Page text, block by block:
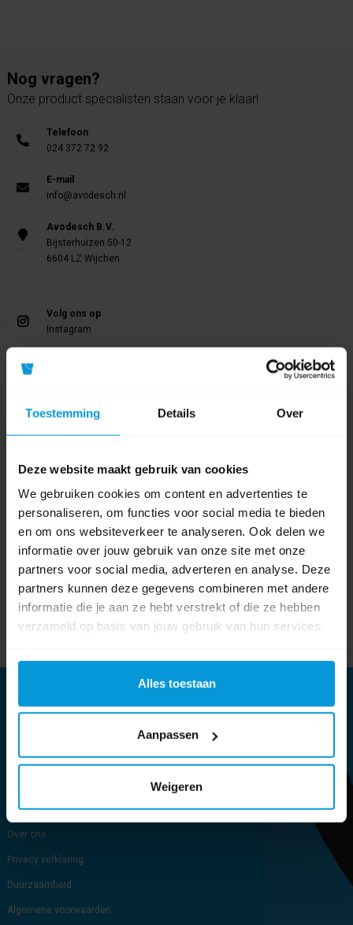
Toestemming Details Over
Deze website maakt gebruik van cookies
We gebruiken cookies om content en advertenties te
personaliseren, om functies voor social media te bieden
en om ons websiteverkeer te analyseren. Ook delen we
informatie over jouw gebruik van onze site met onze
partners voor social media, adverteren en analyse. Deze
partners kunnen deze gegevens combineren met andere
informatie die je aan ze hebt verstrekt of die ze hebben
verzameld op basis van jouw gebruik van hun services.
Alles toestaan
Aanpassen
Weigeren
Nog vragen?
Onze product specialisten staan voor je klaar!
Telefoon
024 372 72 92
E-mail
info@avodesch.nl
Avodesch B.V.
Bijsterhuizen 50-12
6604 LZ Wijchen
Volg ons op
Instagram
Volg ons op
Onze nieuwsbrief
Meld je aan
Meld je aan voor onze nieuwsbrief en blijf op de hoogte van het laatste
nieuws en onze nieuwste producten.
Blog
Brochure
Over ons
Privacy verklaring
Duurzaamheid
Algemene voorwaarden